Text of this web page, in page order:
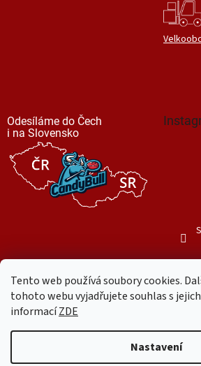
Tento web používá soubory cookies.
tohoto webu vyjadřujete souhlas s
informacíZDE
Nastavení
Odesíláme do Čech
i na Slovensko